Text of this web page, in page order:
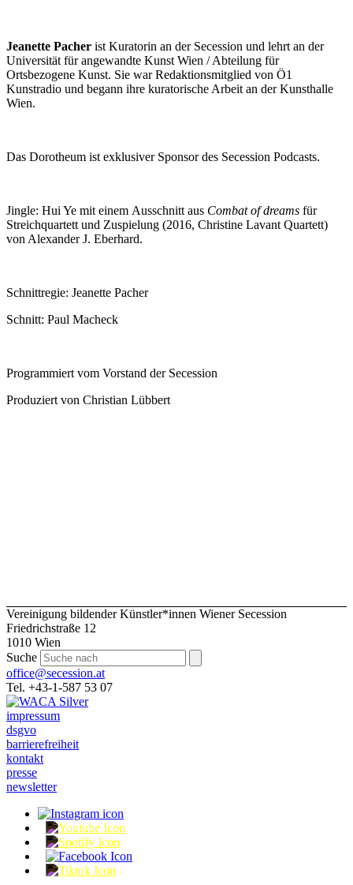
Jeanette Pacher ist Kuratorin an der Secession und lehrt an der
Universität für angewandte Kunst Wien / Abteilung für
Ortsbezogene Kunst. Sie war Redaktionsmitglied von Ö1
Kunstradio und begann ihre kuratorische Arbeit an der Kunsthalle
Wien.
Das Dorotheum ist exklusiver Sponsor des Secession Podcasts.
Jingle: Hui Ye mit einem Ausschnitt aus Combat of dreams für
Streichquartett und Zuspielung (2016, Christine Lavant Quartett)
von Alexander J. Eberhard.
Schnittregie: Jeanette Pacher
Schnitt: Paul Macheck
Programmiert vom Vorstand der Secession
Produziert von Christian Lübbert
Vereinigung bildender Künstler*innen Wiener Secession
Friedrichstraße 12
1010 Wien
Suche
office@secession.at
Tel. +43-1-587 53 07
impressum
dsgvo
barrierefreiheit
kontakt
presse
newsletter